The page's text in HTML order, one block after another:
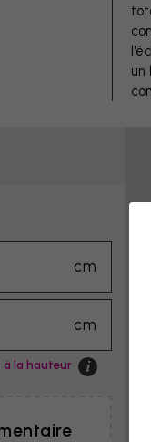
un
cm
cm
à la hauteur